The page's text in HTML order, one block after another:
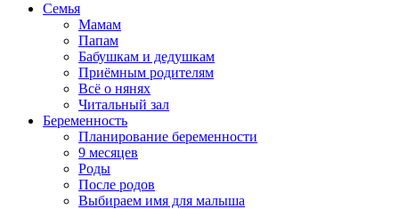
Семья
Мамам
Папам
Бабушкам и дедушкам
Приёмным родителям
Всё о нянях
Читальный зал
Беременность
Планирование беременности
9 месяцев
Роды
После родов
Выбираем имя для малыша